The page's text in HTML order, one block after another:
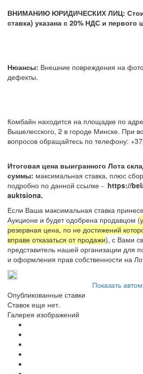
ВНИМАНИЮ ЮРИДИЧЕСКИХ ЛИЦ:
ставка) указана с 20% НДС и первого
Нюансы: Внешние повреждения на
дефекты.
Комбайн находится на площадке по
Вышелесского, 2 в городе Минске. При
вопросов обращайтесь по телефону:
Итоговая цена выигранного Лота
суммы: максимальная ставка, плюс
подробно по данной ссылке - https://
auktsiona.
Если Ваша максимальная ставка
Аукционе и будет одобрена продавцом (
резервная цена, по не достижений
вправе отказаться от продажи), с Вами
представитель нашей организации для
и оформления прав собственности на
Показать
Опубликованные ставки
Ставок еще нет.
Галерея изображений